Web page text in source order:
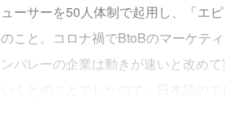
ューサーを50人体制で起用し、「エ
のこと。コロナ禍でBtoBのマーケテ
ンバレーの企業は動きが速いと改め